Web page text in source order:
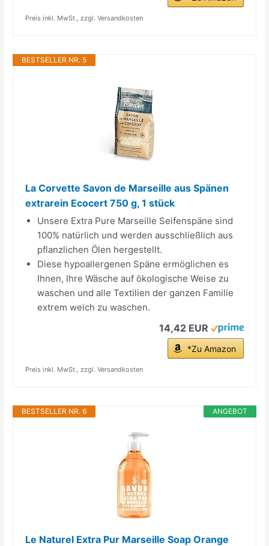
Preis inkl. MwSt., zzgl. Versandkosten
BESTSELLER NR. 5
La Corvette Savon de Marseille aus Spänen
extrarein Ecocert 750 g, 1 stück
Unsere Extra Pure Marseille Seifenspäne sind
100% natürlich und werden ausschließlich aus
pflanzlichen Ölen hergestellt.
Diese hypoallergenen Späne ermöglichen es
Ihnen, Ihre Wäsche auf ökologische Weise zu
waschen und alle Textilien der ganzen Familie
extrem weich zu waschen.
14,42 EUR
*Zu Amazon
Preis inkl. MwSt., zzgl. Versandkosten
ANGEBOT
BESTSELLER NR. 6
Le Naturel Extra Pur Marseille Soap Orange